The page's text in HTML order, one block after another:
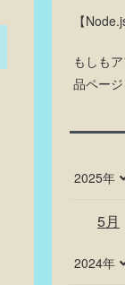
【
もしも
品ペー
2025年
5月
2024年